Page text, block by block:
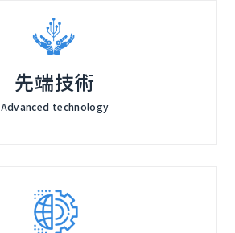
先端技術
Advanced technology